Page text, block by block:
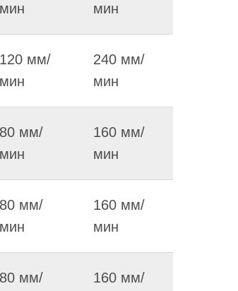
мин
мин
120 мм/
мин
240 мм/
мин
80 мм/
мин
160 мм/
мин
80 мм/
мин
160 мм/
мин
80 мм/
160 мм/